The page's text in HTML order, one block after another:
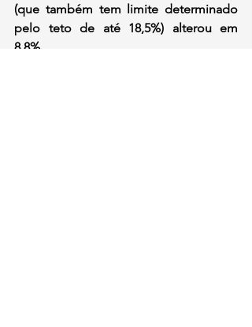
(que também tem limite determinado
pelo teto de até 18,5%) alterou em
8,8%.